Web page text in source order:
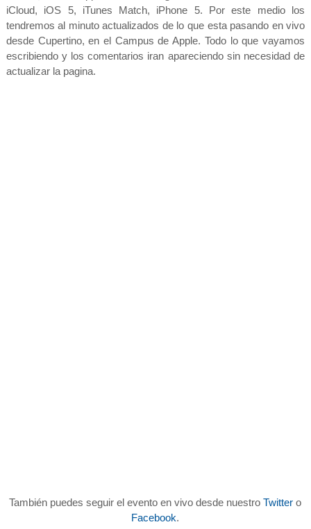
iCloud, iOS 5, iTunes Match, iPhone 5. Por este medio los
tendremos al minuto actualizados de lo que esta pasando en vivo
desde Cupertino, en el Campus de Apple. Todo lo que vayamos
escribiendo y los comentarios iran apareciendo sin necesidad de
actualizar la pagina.
También puedes seguir el evento en vivo desde nuestroTwitter o
Facebook.